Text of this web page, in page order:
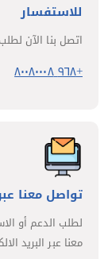
للاستفسار
اتصل بنا الآن
+٩٦٨ ٨٠٠٨٠٠٠٨
تواصل معنا
لطلب الدعم أو
معنا عبر البريد